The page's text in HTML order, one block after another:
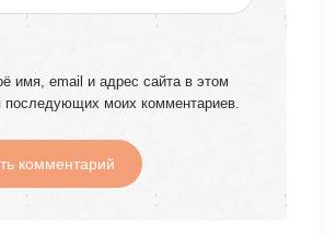
имя, email и адрес сайта в этом
последующих моих комментариев.